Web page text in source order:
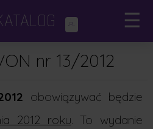
☰
.PL
nr 13/2012
obowiązywać będzie
2012 roku. To wydanie
×
Avon
minikatalogi